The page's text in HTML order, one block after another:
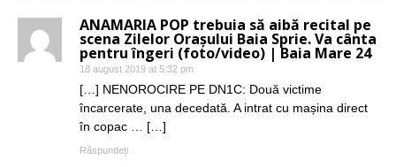
ANAMARIA POP trebuia să aibă recital pe
scena Zilelor Orașului Baia Sprie. Va cânta
pentru îngeri (foto/video) | Baia Mare 24
18 august 2019 at 5:32 pm
[…] NENOROCIRE PE DN1C: Două victime
încarcerate, una decedată. A intrat cu mașina direct
în copac … […]
Răspundeți